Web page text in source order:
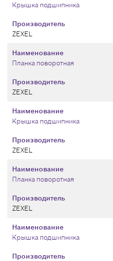
Производитель
ZEXEL
Крышка подшипника
Производитель
ZEXEL
Наименование
Планка поворотная
Производитель
ZEXEL
Наименование
Крышка подшипника
Производитель
ZEXEL
Наименование
Планка поворотная
Производитель
Наименование
Крышка подшипника